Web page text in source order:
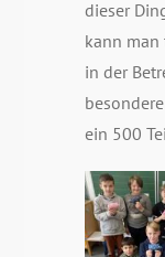
dieser
kann man
in der
ein 500